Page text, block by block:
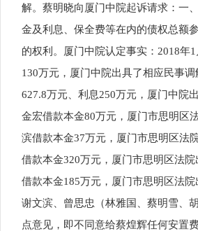
解。蔡明晓向厦门中院起诉请求：一
金及利息、保全费等在内的债权总额
的权利。厦门中院认定事实：2018年
130万元，厦门中院出具了相应民事
627.8万元、利息250万元，厦门中院
金宏借款本金80万元，厦门市思明区
滨借款本金37万元，厦门市思明区法
借款本金320万元，厦门市思明区法
借款本金185万元，厦门市思明区法
谢文滨、曾思忠（林雅国、蔡明雪、
点意见，即不同意给蔡煌辉任何安置